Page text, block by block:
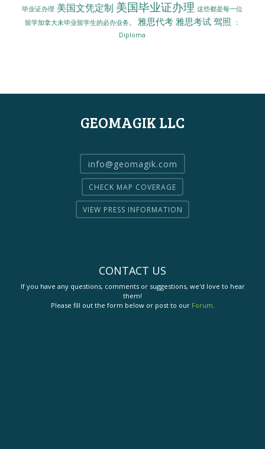
毕业证办理 美国文凭定制 美国毕业证办理 这些都是每一位
留学加拿大未毕业留学生的必办业务。
雅思代考 雅思考试 驾照
：
Diploma
GEOMAGIK LLC
info@geomagik.com
CHECK MAP COVERAGE
VIEW PRESS INFORMATION
CONTACT US
If you have any questions, comments or suggestions, we'd love to hear
them!
Please fill out the form below or post to our Forum.